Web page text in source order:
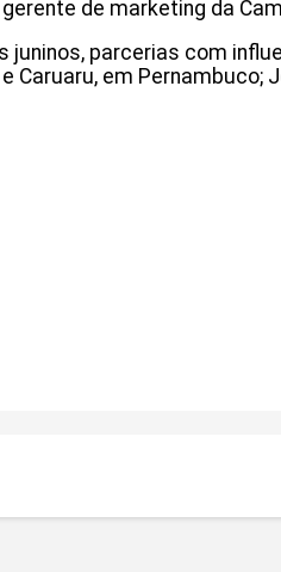
de marketing da
parcerias com
em Pernambuco;